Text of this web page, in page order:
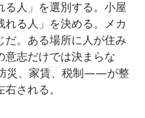
人」を選別する。小屋
る人」を決める。メカ
だ。ある場所に人が住み
意志だけでは決まらな
災、家賃、税制——が整
される。